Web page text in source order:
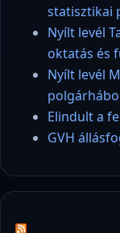
statisztikai
Nyílt levél
oktatás és
Nyílt levél
Elindult a
GVH